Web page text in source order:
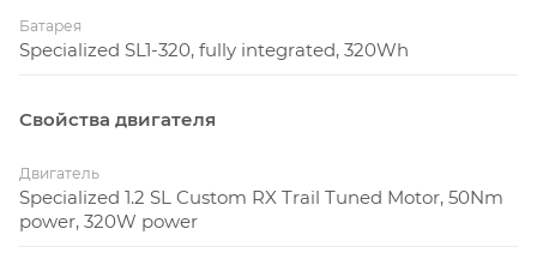
Батарея
Specialized SL1-320, fully integrated, 320Wh
Свойства двигателя
Двигатель
Specialized 1.2 SL Custom RX Trail Tuned Motor, 50Nm
power, 320W power